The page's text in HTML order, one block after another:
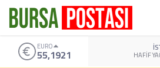
ALTIN
6.659,09 HAFIF